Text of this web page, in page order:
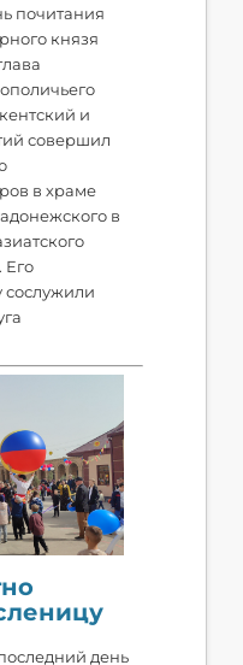
почитания
князя
и
совершил
в храме
в
Его
сослужили
день